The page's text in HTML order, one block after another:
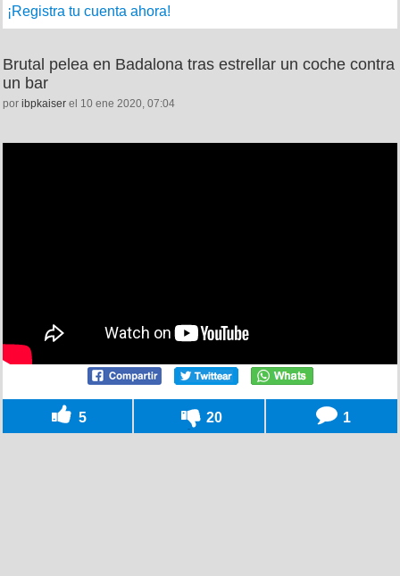
¡Registra tu cuenta ahora!
Brutal pelea en Badalona tras estrellar un coche contra
un bar
por ibpkaiser el 10 ene 2020, 07:04
5 20 1